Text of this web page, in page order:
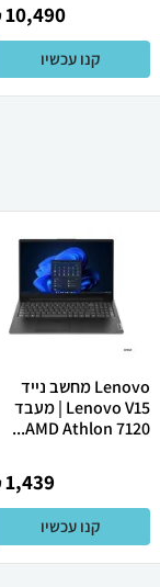
10,490
קנו עכשיו
Lenovo מחשב נייד
Lenovo V15 | מעבד
AMD Athlon 7120...
1,439
קנו עכשיו